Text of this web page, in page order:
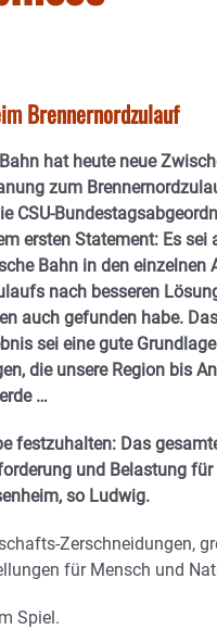
Brennernordzulauf
hat heute neue
zum
CSU-
ersten Statement: Es sei
Bahn in den einzelnen
nach besseren
auch gefunden habe. Das
sei eine gute
die unsere Region bis
…
festzuhalten: Das
und Belastung
so Ludwig.
Zerschneidungen,
für Mensch und
Spiel.